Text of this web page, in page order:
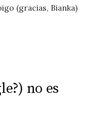
(gracias, Bianka)
no es
Internet paralela de